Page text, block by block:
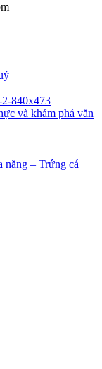
và khám phá văn
năng – Trứng cá